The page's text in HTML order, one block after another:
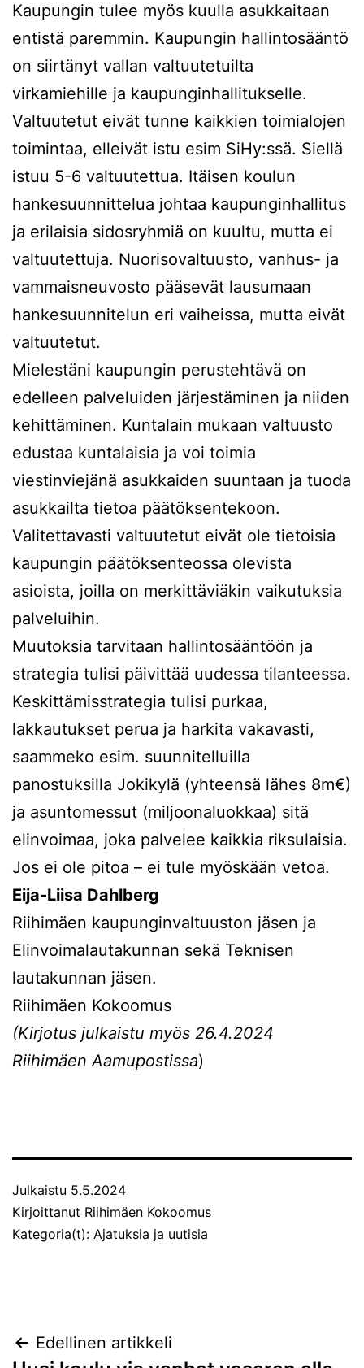
Kaupungin tulee myös kuulla asukkaitaan
entistä paremmin. Kaupungin hallintosääntö
on siirtänyt vallan valtuutetuilta
virkamiehille ja kaupunginhallitukselle.
Valtuutetut eivät tunne kaikkien toimialojen
toimintaa, elleivät istu esim SiHy:ssä. Siellä
istuu 5-6 valtuutettua. Itäisen koulun
hankesuunnittelua johtaa kaupunginhallitus
ja erilaisia sidosryhmiä on kuultu, mutta ei
valtuutettuja. Nuorisovaltuusto, vanhus- ja
vammaisneuvosto pääsevät lausumaan
hankesuunnitelun eri vaiheissa, mutta eivät
valtuutetut.
Mielestäni kaupungin perustehtävä on
edelleen palveluiden järjestäminen ja niiden
kehittäminen. Kuntalain mukaan valtuusto
edustaa kuntalaisia ja voi toimia
viestinviejänä asukkaiden suuntaan ja tuoda
asukkailta tietoa päätöksentekoon.
Valitettavasti valtuutetut eivät ole tietoisia
kaupungin päätöksenteossa olevista
asioista, joilla on merkittäviäkin vaikutuksia
palveluihin.
Muutoksia tarvitaan hallintosääntöön ja
strategia tulisi päivittää uudessa tilanteessa.
Keskittämisstrategia tulisi purkaa,
lakkautukset perua ja harkita vakavasti,
saammeko esim. suunnitelluilla
panostuksilla Jokikylä (yhteensä lähes 8m€)
ja asuntomessut (miljoonaluokkaa) sitä
elinvoimaa, joka palvelee kaikkia riksulaisia.
Jos ei ole pitoa – ei tule myöskään vetoa.
Eija-Liisa Dahlberg
Riihimäen kaupunginvaltuuston jäsen ja
Elinvoimalautakunnan sekä Teknisen
lautakunnan jäsen.
Riihimäen Kokoomus
(Kirjotus julkaistu myös 26.4.2024
Riihimäen Aamupostissa)
Julkaistu 5.5.2024
Kirjoittanut Riihimäen Kokoomus
Kategoria(t): Ajatuksia ja uutisia
Artikkelien
Edellinen artikkeli